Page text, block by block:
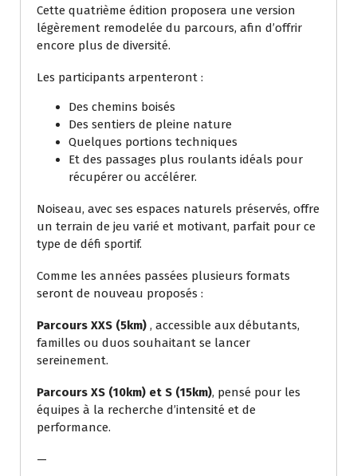
Cette quatrième édition proposera une version
légèrement remodelée du parcours, afin d’offrir
encore plus de diversité.
Les participants arpenteront :
Des chemins boisés
Des sentiers de pleine nature
Quelques portions techniques
Et des passages plus roulants idéals pour
récupérer ou accélérer.
Noiseau, avec ses espaces naturels préservés, offre
un terrain de jeu varié et motivant, parfait pour ce
type de défi sportif.
Comme les années passées plusieurs formats
seront de nouveau proposés :
Parcours XXS (5km) , accessible aux débutants,
familles ou duos souhaitant se lancer
sereinement.
Parcours XS (10km) et S (15km), pensé pour les
équipes à la recherche d’intensité et de
performance.
—